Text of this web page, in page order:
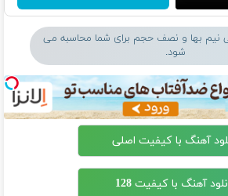
نیم بها و نصف حجم برای شما محاسبه می
شود.
آهنگ با کیفیت اصلی
آهنگ با کیفیت 128